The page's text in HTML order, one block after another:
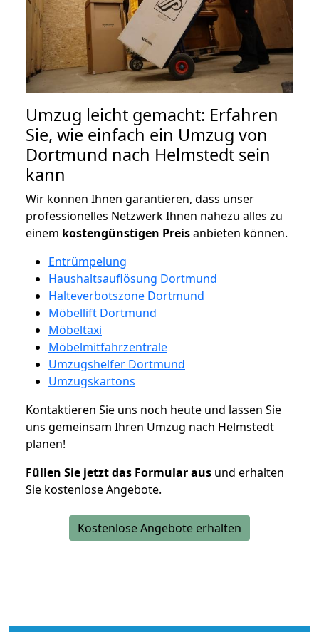
Umzug leicht gemacht: Erfahren
Sie, wie einfach ein Umzug von
Dortmund nach Helmstedt sein
kann
Wir können Ihnen garantieren, dass unser
professionelles Netzwerk Ihnen nahezu alles zu
einem kostengünstigen Preisanbieten können.
Entrümpelung
Haushaltsauflösung Dortmund
Halteverbotszone Dortmund
Möbellift Dortmund
Möbeltaxi
Möbelmitfahrzentrale
Umzugshelfer Dortmund
Umzugskartons
Kontaktieren Sie uns noch heute und lassen Sie
uns gemeinsam Ihren Umzug nach Helmstedt
planen!
Füllen Sie jetzt das Formular aus und erhalten
Sie kostenlose Angebote.
Kostenlose Angebote erhalten